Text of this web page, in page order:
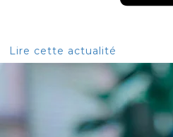
Lire cette actualité